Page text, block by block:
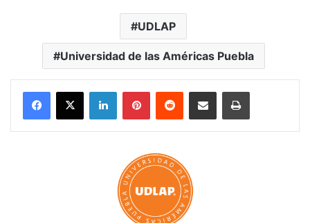
UDLAP
Universidad de las Américas Puebla
LinkedInPinterestReddit Share via Email Print